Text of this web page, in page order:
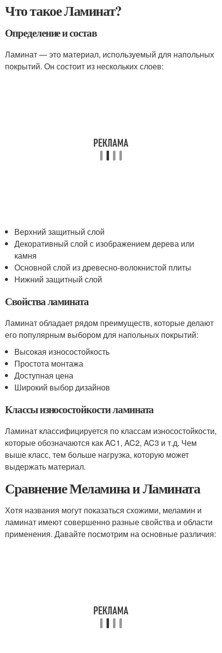
Что такое Ламинат?
Определение и состав
Ламинат — это материал, используемый для напольных
покрытий. Он состоит из нескольких слоев:
Верхний защитный слой
Декоративный слой с изображением дерева или
камня
Основной слой из древесно-волокнистой плиты
Нижний защитный слой
Свойства ламината
Ламинат обладает рядом преимуществ, которые делают
его популярным выбором для напольных покрытий:
Высокая износостойкость
Простота монтажа
Доступная цена
Широкий выбор дизайнов
Классы износостойкости ламината
Ламинат классифицируется по классам износостойкости,
которые обозначаются как AC1, AC2, AC3 и т.д. Чем
выше класс, тем больше нагрузка, которую может
выдержать материал.
Сравнение Меламина и Ламината
Хотя названия могут показаться схожими, меламин и
ламинат имеют совершенно разные свойства и области
применения. Давайте посмотрим на основные различия: